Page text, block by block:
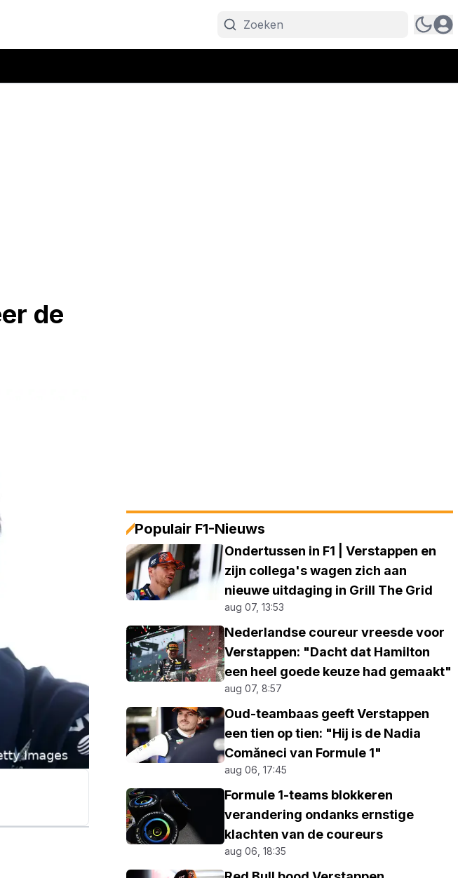
de
Populair F1-Nieuws
Ondertussen in F1 | Verstappen en
zijn collega's wagen zich aan
nieuwe uitdaging in Grill The Grid
aug 07, 13:53
Nederlandse coureur vreesde voor
Verstappen: "Dacht dat Hamilton
een heel goede keuze had gemaakt"
aug 07, 8:57
Oud-teambaas geeft Verstappen
een tien op tien: "Hij is de Nadia
Comăneci van Formule 1"
aug 06, 17:45
Formule 1-teams blokkeren
verandering ondanks ernstige
klachten van de coureurs
aug 06, 18:35